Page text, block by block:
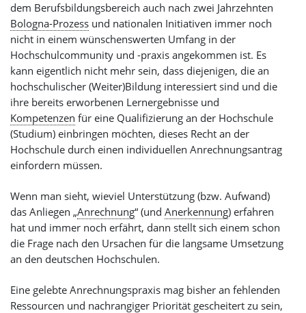
dem Berufsbildungsbereich auch nach zwei Jahrzehnten
Bologna-Prozess und nationalen Initiativen immer noch
nicht in einem wünschenswerten Umfang in der
Hochschulcommunity und -praxis angekommen ist. Es
kann eigentlich nicht mehr sein, dass diejenigen, die an
hochschulischer (Weiter)Bildung interessiert sind und die
ihre bereits erworbenen Lernergebnisse und
Kompetenzen für eine Qualifizierung an der Hochschule
(Studium) einbringen möchten, dieses Recht an der
Hochschule durch einen individuellen Anrechnungsantrag
einfordern müssen.
Wenn man sieht, wieviel Unterstützung (bzw. Aufwand)
das Anliegen „Anrechnung“ (und Anerkennung) erfahren
hat und immer noch erfährt, dann stellt sich einem schon
die Frage nach den Ursachen für die langsame Umsetzung
an den deutschen Hochschulen.
Eine gelebte Anrechnungspraxis mag bisher an fehlenden
Ressourcen und nachrangiger Priorität gescheitert zu sein,